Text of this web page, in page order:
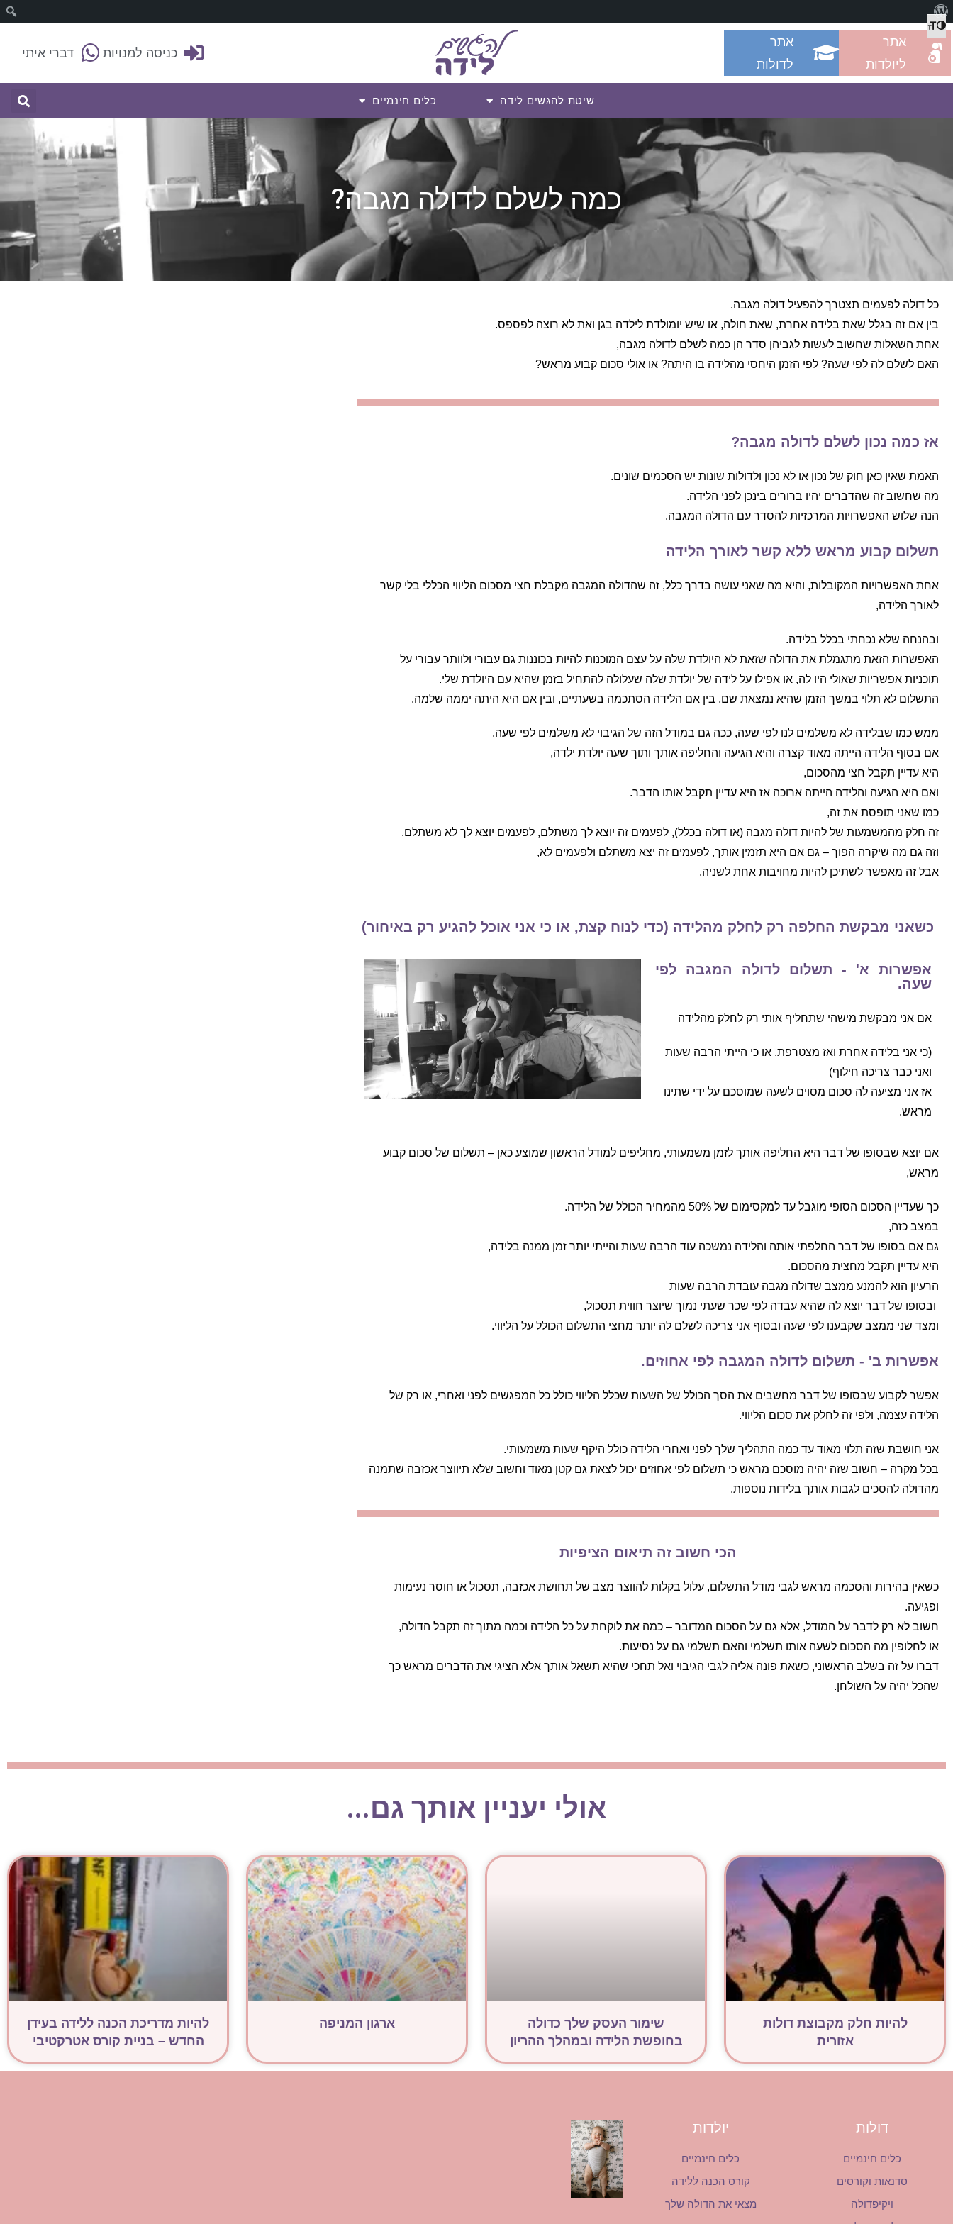
הפעל/כבה ניגודיות גבוהה
מתג גודל גופן
אתר
ליולדות
אתר
לדולות
כניסה למנויות דברי איתי
שיטת להגשים לידה כלים חינמיים
כמה לשלם לדולה מגבה?
כל דולה לפעמים תצטרך להפעיל דולה מגבה.
בין אם זה בגלל שאת בלידה אחרת, שאת חולה, או שיש יומולדת לילדה בגן ואת לא רוצה לפספס.
אחת השאלות שחשוב לעשות לגביהן סדר הן כמה לשלם לדולה מגבה,
האם לשלם לה לפי שעה? לפי הזמן היחסי מהלידה בו היתה? או אולי סכום קבוע מראש?
אז כמה נכון לשלם לדולה מגבה?
האמת שאין כאן חוק של נכון או לא נכון ולדולות שונות יש הסכמים שונים.
מה שחשוב זה שהדברים יהיו ברורים בינכן לפני הלידה.
הנה שלוש האפשרויות המרכזיות להסדר עם הדולה המגבה.
תשלום קבוע מראש ללא קשר לאורך הלידה
אחת האפשרויות המקובלות, והיא מה שאני עושה בדרך כלל, זה שהדולה המגבה מקבלת חצי מסכום הליווי הכללי בלי קשר
לאורך הלידה,
ובהנחה שלא נכחתי בכלל בלידה.
האפשרות הזאת מתגמלת את הדולה שזאת לא היולדת שלה על עצם המוכנות להיות בכוננות גם עבורי ולוותר עבורי על
תוכניות אפשריות שאולי היו לה, או אפילו על לידה של יולדת שלה שעלולה להתחיל בזמן שהיא עם היולדת שלי.
התשלום לא תלוי במשך הזמן שהיא נמצאת שם, בין אם הלידה הסתכמה בשעתיים, ובין אם היא היתה יממה שלמה.
ממש כמו שבלידה לא משלמים לנו לפי שעה, ככה גם במודל הזה של הגיבוי לא משלמים לפי שעה.
אם בסוף הלידה הייתה מאוד קצרה והיא הגיעה והחליפה אותך ותוך שעה יולדת ילדה,
היא עדיין תקבל חצי מהסכום,
ואם היא הגיעה והלידה הייתה ארוכה אז היא עדיין תקבל אותו הדבר.
כמו שאני תופסת את זה,
זה חלק מהמשמעות של להיות דולה מגבה (או דולה בכלל), לפעמים זה יוצא לך משתלם, לפעמים יוצא לך לא משתלם.
וזה גם מה שיקרה הפוך – גם אם היא תזמין אותך, לפעמים זה יצא משתלם ולפעמים לא,
אבל זה מאפשר לשתיכן להיות מחויבות אחת לשניה.
כשאני מבקשת החלפה רק לחלק מהלידה (כדי לנוח קצת, או כי אני אוכל להגיע רק באיחור)
אפשרות א' - תשלום לדולה המגבה לפי
שעה.
אם אני מבקשת מישהי שתחליף אותי רק לחלק מהלידה
(כי אני בלידה אחרת ואז מצטרפת, או כי הייתי הרבה שעות
ואני כבר צריכה חילוף)
אז אני מציעה לה סכום מסוים לשעה שמוסכם על ידי שתינו
מראש.
אם יוצא שבסופו של דבר היא החליפה אותך לזמן משמעותי, מחליפים למודל הראשון שמוצע כאן – תשלום של סכום קבוע
מראש,
כך שעדיין הסכום הסופי מוגבל עד למקסימום של 50% מהמחיר הכולל של הלידה.
במצב כזה,
גם אם בסופו של דבר החלפתי אותה והלידה נמשכה עוד הרבה שעות והייתי יותר זמן ממנה בלידה,
היא עדיין תקבל מחצית מהסכום.
הרעיון הוא להמנע ממצב שדולה מגבה עובדת הרבה שעות
ובסופו של דבר יוצא לה שהיא עבדה לפי שכר שעתי נמוך שיוצר חווית תסכול,
ומצד שני ממצב שקבענו לפי שעה ובסוף אני צריכה לשלם לה יותר מחצי התשלום הכולל על הליווי.
אפשרות ב' - תשלום לדולה המגבה לפי אחוזים.
אפשר לקבוע שבסופו של דבר מחשבים את הסך הכולל של השעות שכלל הליווי כולל כל המפגשים לפני ואחרי, או רק של
הלידה עצמה, ולפי זה לחלק את סכום הליווי.
אני חושבת שזה תלוי מאוד עד כמה התהליך שלך לפני ואחרי הלידה כולל היקף שעות משמעותי.
בכל מקרה – חשוב שזה יהיה מוסכם מראש כי תשלום לפי אחוזים יכול לצאת גם קטן מאוד וחשוב שלא תיווצר אכזבה שתמנה
מהדולה להסכים לגבות אותך בלידות נוספות.
הכי חשוב זה תיאום הציפיות
כשאין בהירות והסכמה מראש לגבי מודל התשלום, עלול בקלות להווצר מצב של תחושת אכזבה, תסכול או חוסר נעימות
ופגיעה.
חשוב לא רק לדבר על המודל, אלא גם על הסכום המדובר – כמה את לוקחת על כל הלידה וכמה מתוך זה תקבל הדולה,
או לחלופין מה הסכום לשעה אותו תשלמי והאם תשלמי גם על נסיעות.
דברו על זה בשלב הראשוני, כשאת פונה אליה לגבי הגיבוי ואל תחכי שהיא תשאל אותך אלא הציגי את הדברים מראש כך
שהכל יהיה על השולחן.
אולי יעניין אותך גם...
להיות חלק מקבוצת דולות
אזורית
שימור העסק שלך כדולה
בחופשת הלידה ובמהלך ההריון
ארגון המניפה
להיות מדריכת הכנה ללידה בעידן
החדש – בניית קורס אטרקטיבי
דולות
כלים חינמיים
סדנאות וקורסים
ויקיפדולה
יולדות
כלים חינמיים
קורס הכנה ללידה
מצאי את הדולה שלך